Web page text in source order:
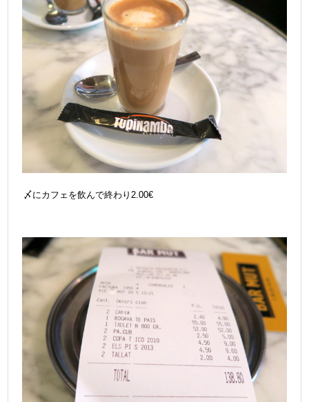
〆にカフェを飲んで終わり2.00€